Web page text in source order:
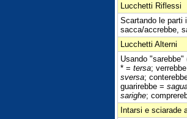
Lucchetti Riflessi
Scartando le parti
sacca/accrebbe,
Lucchetti Alterni
Usando
* = tersa;
sversa;
guarirebbe =
sarighe;
Intarsi e sciarade